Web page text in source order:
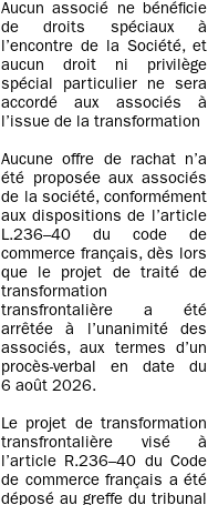
Aucun associé ne bénéficie
de droits spéciaux à
l’encontre de la Société, et
aucun droit ni privilège
spécial particulier ne sera
accordé aux associés à
l’issue de la transformation
Aucune offre de rachat n’a
été proposée aux associés
de la société, conformément
aux dispositions de l’article
L.236–40 du code de
commerce français, dès lors
que le projet de traité de
transformation
transfrontalière a été
arrêtée à l’unanimité des
associés, aux termes d’un
procès-verbal en date du
6 août 2026.
Le projet de transformation
transfrontalière visé à
l’article R.236–40 du Code
de commerce français a été
déposé au greffe du tribunal